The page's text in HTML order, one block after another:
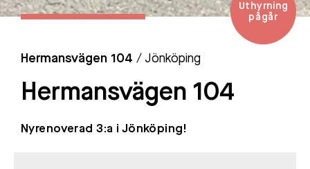
Uthyrning
pågår
Hermansvägen 104 / Jönköping
Hermansvägen 104
Nyrenoverad 3:a i Jönköping!